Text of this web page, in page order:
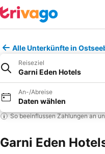
Alle Unterkünfte in
Reiseziel
Garni Eden Hotels
An-/Abreise
Daten wählen
So beeinflussen Zahlungen an
Garni Eden